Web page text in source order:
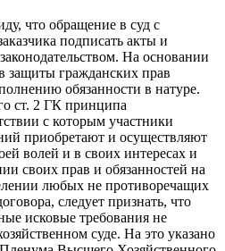
что обращение в суд с
подписать акты и
На основании
защиты гражданских прав
обязанности в натуре.
ст. 2 ГК принципа
с которым участники
приобретают и осуществляют
волей и в своих интересах и
своих прав и обязанностей на
любых не противоречащих
следует признать, что
исковые требования не
суде. На это указано